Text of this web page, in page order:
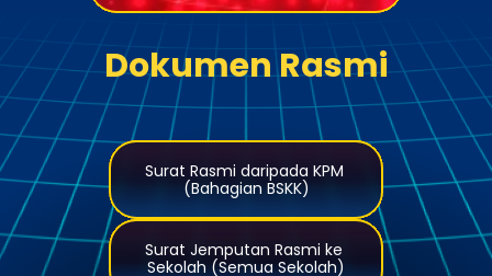
Dokumen Rasmi
Surat Rasmi daripada KPM
(Bahagian BSKK)
Surat Jemputan Rasmi ke
Sekolah (Semua Sekolah)